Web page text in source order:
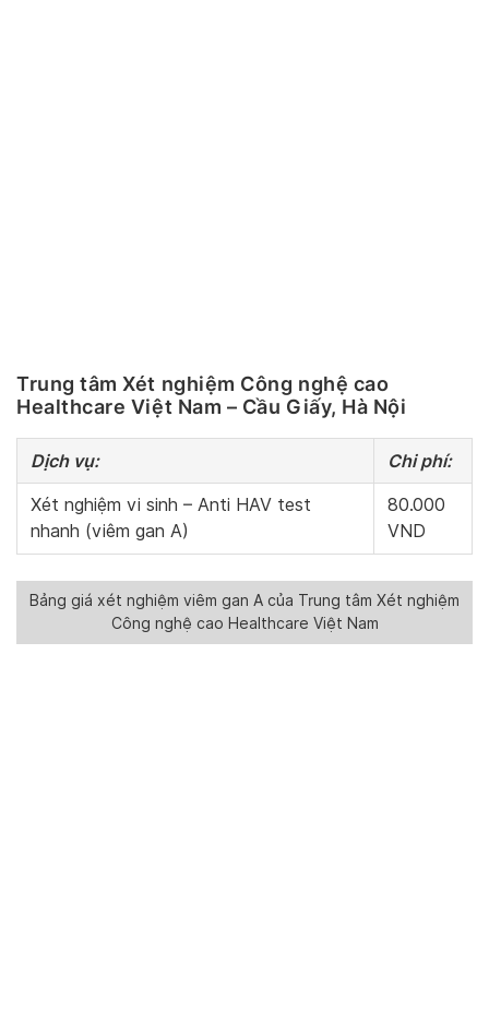
Trung tâm Xét nghiệm Công nghệ cao
Healthcare Việt Nam – Cầu Giấy, Hà Nội
Dịch vụ: Chi phí:
Xét nghiệm vi sinh – Anti HAV test
nhanh (viêm gan A)
80.000
VND
Bảng giá xét nghiệm viêm gan A của Trung tâm Xét nghiệm
Công nghệ cao Healthcare Việt Nam